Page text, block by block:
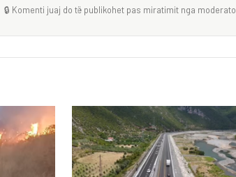
🔒 Komenti juaj do të publikohet pas miratimit nga